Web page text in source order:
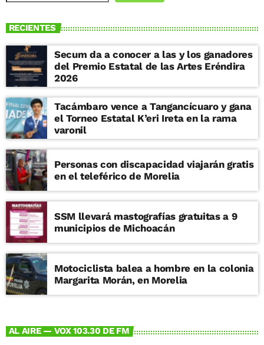
RECIENTES
Secum da a conocer a las y los ganadores
del Premio Estatal de las Artes Eréndira
2026
Tacámbaro vence a Tangancícuaro y gana
el Torneo Estatal K’eri Ireta en la rama
varonil
Personas con discapacidad viajarán gratis
en el teleférico de Morelia
SSM llevará mastografías gratuitas a 9
municipios de Michoacán
Motociclista balea a hombre en la colonia
Margarita Morán, en Morelia
AL AIRE — VOX 103.30 DE FM